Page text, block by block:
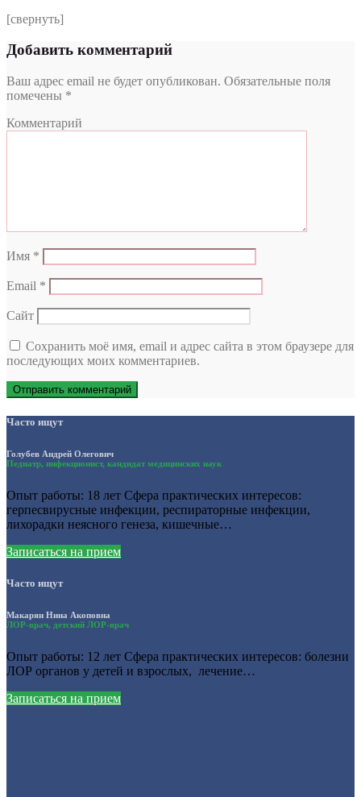
[свернуть]
Добавить комментарий
Ваш адрес email не будет опубликован. Обязательные поля
помечены *
Комментарий
Имя *
Email *
Сайт
Сохранить моё имя, email и адрес сайта в этом браузере для
последующих моих комментариев.
Часто ищут
Голубев Андрей Олегович
Педиатр, инфекционист, кандидат медицинских наук
Опыт работы: 18 лет Сфера практических интересов:
герпесвирусные инфекции, респираторные инфекции,
лихорадки неясного генеза, кишечные…
Записаться на прием
Часто ищут
Макарян Нина Акоповна
ЛОР-врач, детский ЛОР-врач
Опыт работы: 12 лет Сфера практических интересов: болезни
ЛОР органов у детей и взрослых, лечение…
Записаться на прием